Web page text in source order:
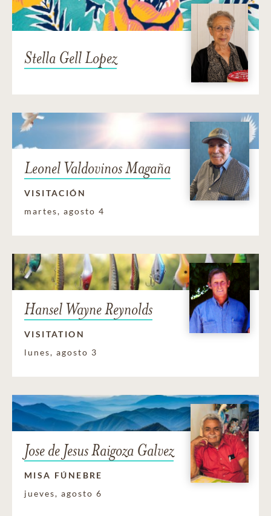
Stella Gell Lopez
Leonel Valdovinos Magaña
VISITACIÓN
martes, agosto 4
Hansel Wayne Reynolds
VISITATION
lunes, agosto 3
Jose de Jesus Raigoza Galvez
MISA FÚNEBRE
jueves, agosto 6